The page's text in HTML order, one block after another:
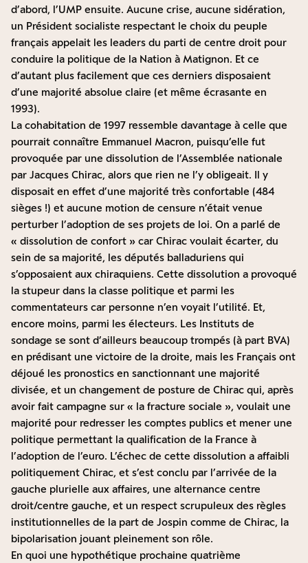
d’abord, l’UMP ensuite. Aucune crise, aucune sidération,
un Président socialiste respectant le choix du peuple
français appelait les leaders du parti de centre droit pour
conduire la politique de la Nation à Matignon. Et ce
d’autant plus facilement que ces derniers disposaient
d’une majorité absolue claire (et même écrasante en
1993).
La cohabitation de 1997 ressemble davantage à celle que
pourrait connaître Emmanuel Macron, puisqu’elle fut
provoquée par une dissolution de l’Assemblée nationale
par Jacques Chirac, alors que rien ne l’y obligeait. Il y
disposait en effet d’une majorité très confortable (484
sièges !) et aucune motion de censure n’était venue
perturber l’adoption de ses projets de loi. On a parlé de
« dissolution de confort » car Chirac voulait écarter, du
sein de sa majorité, les députés balladuriens qui
s’opposaient aux chiraquiens. Cette dissolution a provoqué
la stupeur dans la classe politique et parmi les
commentateurs car personne n’en voyait l’utilité. Et,
encore moins, parmi les électeurs. Les Instituts de
sondage se sont d’ailleurs beaucoup trompés (à part BVA)
en prédisant une victoire de la droite, mais les Français ont
déjoué les pronostics en sanctionnant une majorité
divisée, et un changement de posture de Chirac qui, après
avoir fait campagne sur « la fracture sociale », voulait une
majorité pour redresser les comptes publics et mener une
politique permettant la qualification de la France à
l’adoption de l’euro. L’échec de cette dissolution a affaibli
politiquement Chirac, et s’est conclu par l’arrivée de la
gauche plurielle aux affaires, une alternance centre
droit/centre gauche, et un respect scrupuleux des règles
institutionnelles de la part de Jospin comme de Chirac, la
bipolarisation jouant pleinement son rôle.
En quoi une hypothétique prochaine quatrième